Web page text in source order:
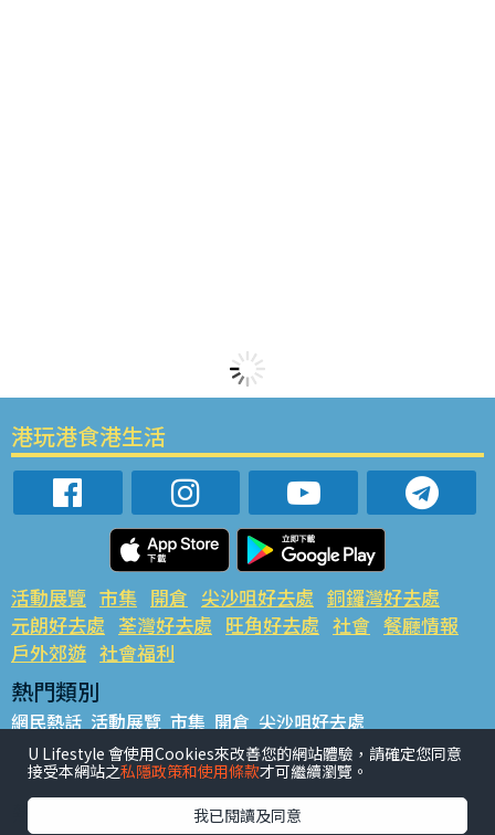
港玩港食港生活
活動展覽 市集 開倉 尖沙咀好去處 銅鑼灣好去處
元朗好去處 荃灣好去處 旺角好去處 社會 餐廳情報
戶外郊遊 社會福利
熱門類別
網民熱話 活動展覽 市集 開倉 尖沙咀好去處
銅鑼灣好去處 元朗好去處 荃灣好去處 旺角好去處 社會
餐廳情報 戶外郊遊
熱門標籤
U Lifestyle 會使用Cookies來改善您的網站體驗，請確定您同意
接受本網站之私隱政策和使用條款才可繼續瀏覽。
我已閱讀及同意